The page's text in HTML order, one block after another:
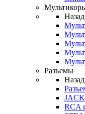
Назад
Разъемы
Назад
RCA